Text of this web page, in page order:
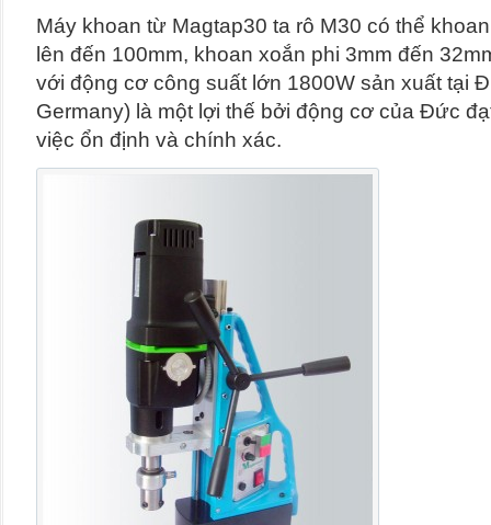
Máy khoan từ Magtap30 ta rô M30 có thể
lên đến 100mm, khoan xoắn phi 3mm đến
với động cơ công suất lớn 1800W sản xuất tại
Germany) là một lợi thế bởi động cơ của Đức
việc ổn định và chính xác.